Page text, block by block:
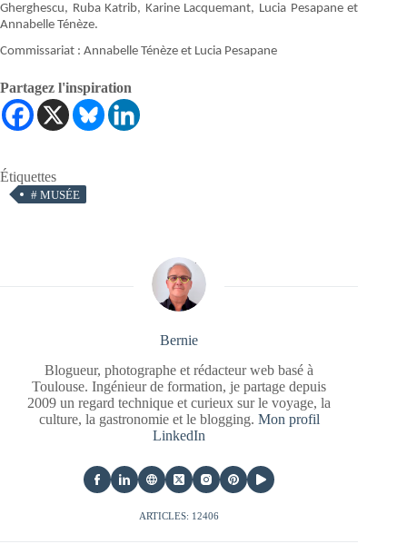
Gherghescu, Ruba Katrib, Karine Lacquemant, Lucia Pesapane et
Annabelle Ténèze.
Commissariat : Annabelle Ténèze et Lucia Pesapane
Partagez l'inspiration
Étiquettes
# MUSÉE
Bernie
Blogueur, photographe et rédacteur web basé à
Toulouse. Ingénieur de formation, je partage depuis
2009 un regard technique et curieux sur le voyage, la
culture, la gastronomie et le blogging. Mon profil
LinkedIn
ARTICLES: 12406